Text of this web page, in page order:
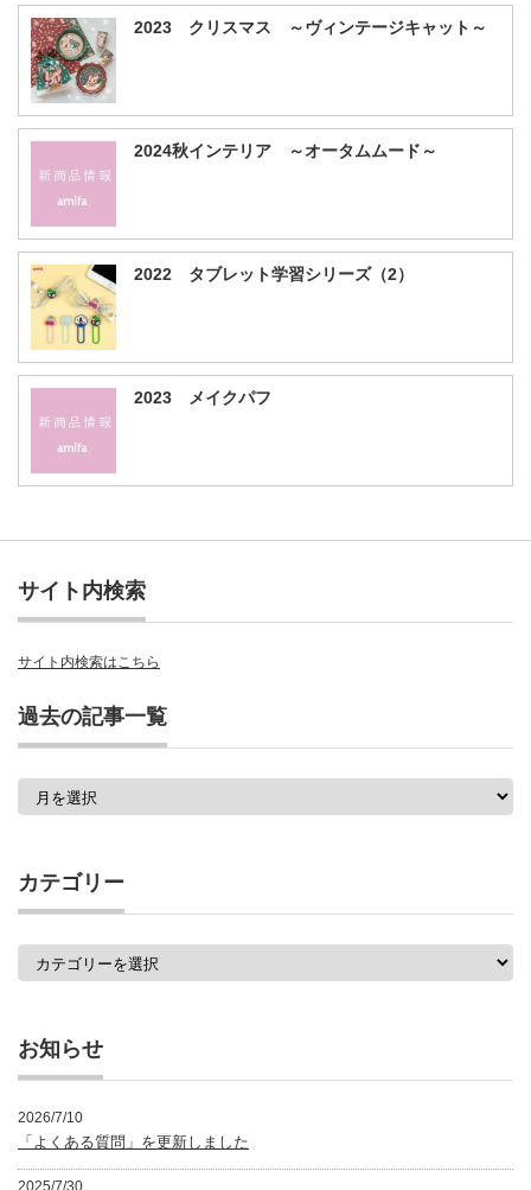
2023 クリスマス ～ヴィンテージキャット～
2024秋インテリア ～オータムムード～
2022 タブレット学習シリーズ（2）
2023 メイクパフ
サイト内検索
サイト内検索はこちら
過去の記事一覧
一
覧
カテゴリー
お知らせ
2026/7/10
「よくある質問」を更新しました
2025/7/30